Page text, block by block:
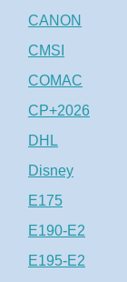
CANON
CMSI
COMAC
CP+2026
DHL
Disney
E175
E190-E2
E195-E2